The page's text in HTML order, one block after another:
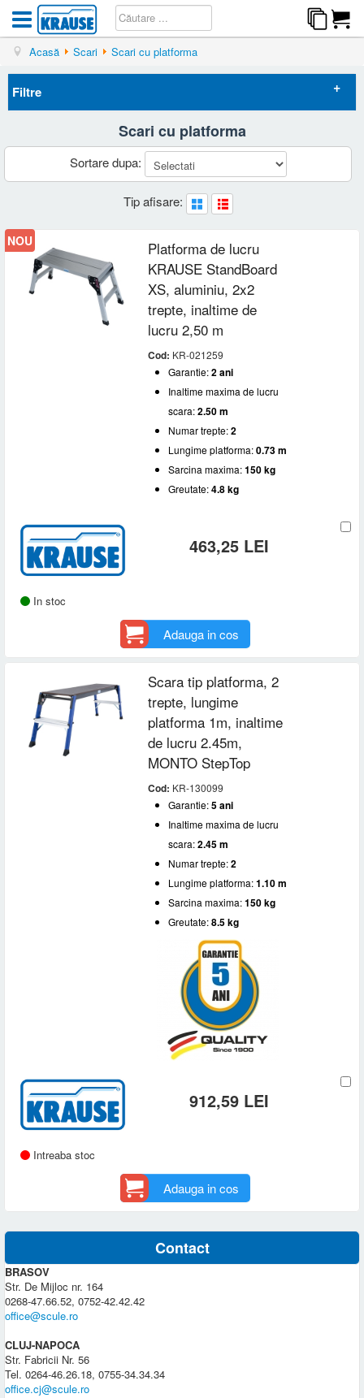
Acasă Scari Scari cu platforma
Filtre
Elimina filtrele
Disponibilitate
-
Garantie
2 ani
(1)
Inaltime maxima de lucru scara
Inaltime platforma
Scari cu platforma
Sortare dupa:
Tip afisare:
NOU
Platforma de lucru
KRAUSE StandBoard
XS, aluminiu, 2x2
trepte, inaltime de
lucru 2,50 m
Cod: KR-021259
Garantie:2 ani
Inaltime maxima de lucru
scara:2.50 m
Numar trepte:2
Lungime platforma:0.73 m
Sarcina maxima:150 kg
Greutate:4.8 kg
463,25 LEI
In stoc
Adauga in cos
Scara tip platforma, 2
trepte, lungime
platforma 1m, inaltime
de lucru 2.45m,
MONTO StepTop
Cod: KR-130099
Garantie:5 ani
Inaltime maxima de lucru
scara:2.45 m
Numar trepte:2
Lungime platforma:1.10 m
Sarcina maxima:150 kg
Greutate:8.5 kg
912,59 LEI
Intreaba stoc
Adauga in cos
Contact
BRASOV
Str. De Mijloc nr. 164
0268-47.66.52, 0752-42.42.42
office@scule.ro
CLUJ-NAPOCA
Str. Fabricii Nr. 56
Tel. 0264-46.26.18, 0755-34.34.34
office.cj@scule.ro